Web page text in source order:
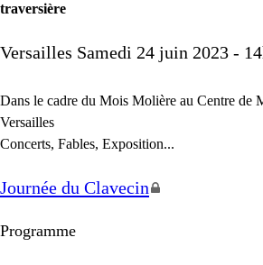
traversière
Versailles Samedi 24 juin 2023 -
Dans le cadre du Mois Molière au Centre de
Versailles
Concerts, Fables, Exposition...
Journée du Clavecin
Programme